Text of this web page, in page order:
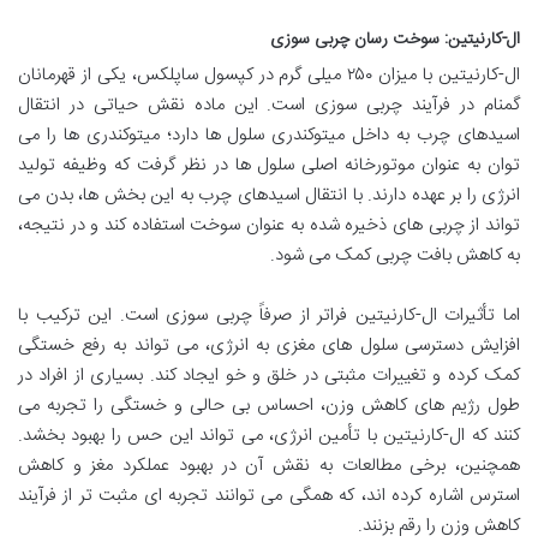
ال-کارنیتین: سوخت رسان چربی سوزی
ال-کارنیتین با میزان ۲۵۰ میلی گرم در کپسول ساپلکس، یکی از قهرمانان
گمنام در فرآیند چربی سوزی است. این ماده نقش حیاتی در انتقال
اسیدهای چرب به داخل میتوکندری سلول ها دارد؛ میتوکندری ها را می
توان به عنوان موتورخانه اصلی سلول ها در نظر گرفت که وظیفه تولید
انرژی را بر عهده دارند. با انتقال اسیدهای چرب به این بخش ها، بدن می
تواند از چربی های ذخیره شده به عنوان سوخت استفاده کند و در نتیجه،
به کاهش بافت چربی کمک می شود.
اما تأثیرات ال-کارنیتین فراتر از صرفاً چربی سوزی است. این ترکیب با
افزایش دسترسی سلول های مغزی به انرژی، می تواند به رفع خستگی
کمک کرده و تغییرات مثبتی در خلق و خو ایجاد کند. بسیاری از افراد در
طول رژیم های کاهش وزن، احساس بی حالی و خستگی را تجربه می
کنند که ال-کارنیتین با تأمین انرژی، می تواند این حس را بهبود بخشد.
همچنین، برخی مطالعات به نقش آن در بهبود عملکرد مغز و کاهش
استرس اشاره کرده اند، که همگی می توانند تجربه ای مثبت تر از فرآیند
کاهش وزن را رقم بزنند.